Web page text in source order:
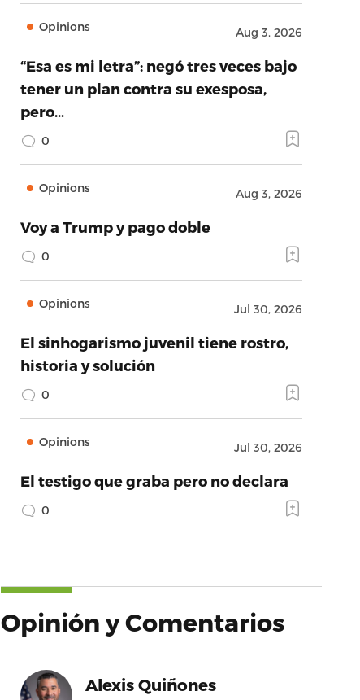
Opinions Aug 3, 2026
“Esa es mi letra”: negó tres veces bajo
tener un plan contra su exesposa,
pero…
0
Opinions Aug 3, 2026
Voy a Trump y pago doble
0
Opinions Jul 30, 2026
El sinhogarismo juvenil tiene rostro,
historia y solución
0
Opinions Jul 30, 2026
El testigo que graba pero no declara
0
Opinión y Comentarios
Alexis Quiñones